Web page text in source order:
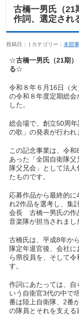
古橋一男氏（
作詞、選定さ
投稿日： | カテゴリー：本部
☆古橋一男氏（21期
る☆
令和８年６月16日（
の令和８年度定期総会
した。
総会場で、創立50周
の歌」の発表が行われ
この記念事業は、令
あった「全国自衛隊
隊父兄会」として法
たものです。
応募作品から最終的
れ2作品を選考し、集
会長 古橋一男氏の作
音楽隊が担当されまし
古橋氏は、平成8年か
隊定年退官後、会社
ら県役員を、そして
す。
作詞にあたっては、自
いう自衛官3代の中で
番は陸上自衛隊、2番
の隊員とそれを支える